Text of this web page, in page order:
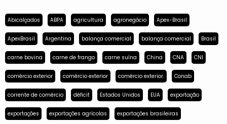
Abicalçados ABPA agricultura agronegócio Apex-Brasil
ApexBrasil Argentina balança comercial balança comercial Brasil
carne bovina carne de frango carne suína China CNA CNI
comércio exterior comércio exterior comércio exterior. Conab
corrente de comércio déficit Estados Unidos EUA exportação
exportações exportações agrícolas exportações brasileiras